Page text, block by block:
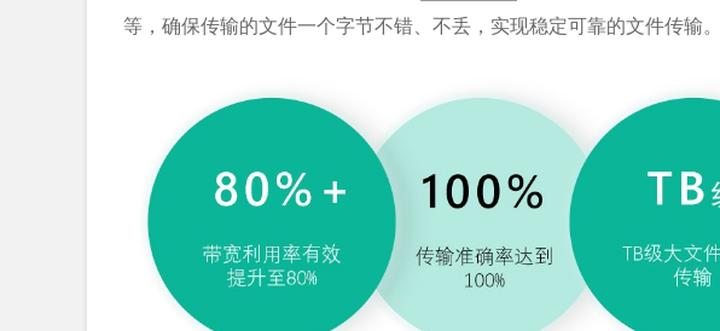
等，确保传输的文件一个字节不错、不丢，实现稳定可靠的文件传输。